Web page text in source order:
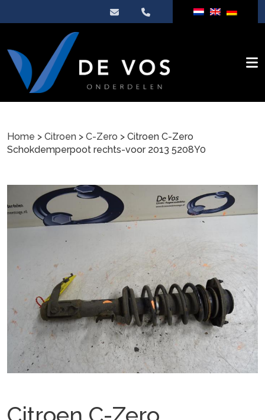
Home > Citroen > C-Zero > Citroen C-Zero
Schokdemperpoot rechts-voor 2013 5208Y0